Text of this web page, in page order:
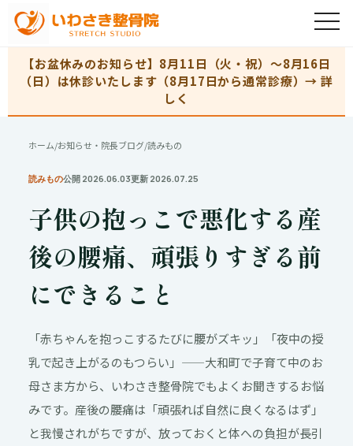
【お盆休みのお知らせ】8月11日（火・祝）〜8月16日
（日）は休診いたします（8月17日から通常診療）→ 詳
しく
ホーム/お知らせ・院長ブログ/読みもの
読みもの公開 2026.06.03更新 2026.07.25
子供の抱っこで悪化する産
後の腰痛、頑張りすぎる前
にできること
「赤ちゃんを抱っこするたびに腰がズキッ」「夜中の授
乳で起き上がるのもつらい」——大和町で子育て中のお
母さま方から、いわさき整骨院でもよくお聞きするお悩
みです。産後の腰痛は「頑張れば自然に良くなるはず」
と我慢されがちですが、放っておくと体への負担が長引